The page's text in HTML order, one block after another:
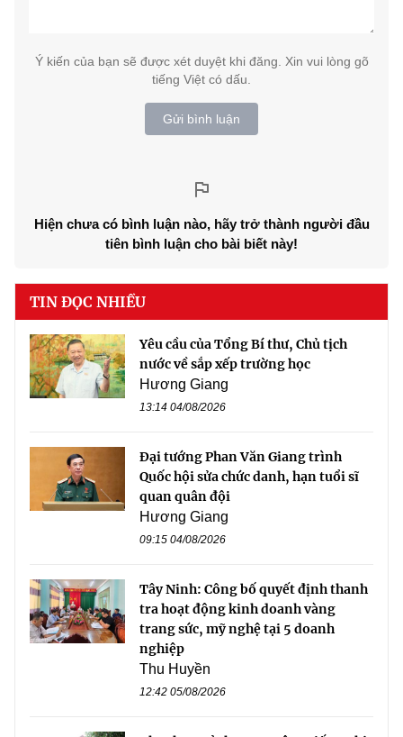
Ý kiến của bạn sẽ được xét duyệt khi đăng. Xin vui lòng gõ
tiếng Việt có dấu.
Gửi bình luận
Hiện chưa có bình luận nào, hãy trở thành người đầu
tiên bình luận cho bài biết này!
TIN ĐỌC NHIỀU
Yêu cầu của Tổng Bí thư, Chủ tịch
nước về sắp xếp trường học
Hương Giang
13:14 04/08/2026
Đại tướng Phan Văn Giang trình
Quốc hội sửa chức danh, hạn tuổi sĩ
quan quân đội
Hương Giang
09:15 04/08/2026
Tây Ninh: Công bố quyết định thanh
tra hoạt động kinh doanh vàng
trang sức, mỹ nghệ tại 5 doanh
nghiệp
Thu Huyền
12:42 05/08/2026